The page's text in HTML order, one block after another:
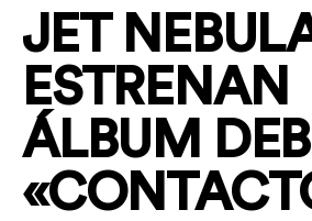
JET
ESTRENAN
ÁLBUM